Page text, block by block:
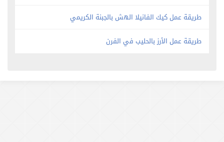
طريقة عمل كيك الفانيلا الهش بالجبنة الكريمي
طريقة عمل الأرز بالحليب في الفرن